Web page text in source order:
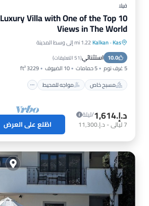
فيلا
Luxury Villa with One of the Top 10
Views in The World
Kas
·
Kalkan1.22 mi إلى وسط المدينة
10.0 استثنائي(51 التعليقات )
5 غرف نوم 5 حمامات 10 الضيوف
3229 ft²
مسبح خاص
مواجه للمحيط
مسبح خاص
مواجه للمحيط
حوض استحمام ساخن
د.إ.‏1,614
/ليلة
7ليالي- د.إ.‏11,300 اطّلع على العرض